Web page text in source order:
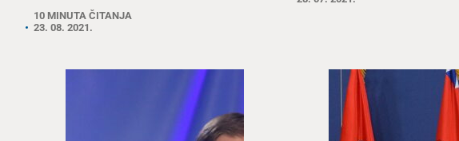
10 MINUTA ČITANJA
23. 08. 2021.